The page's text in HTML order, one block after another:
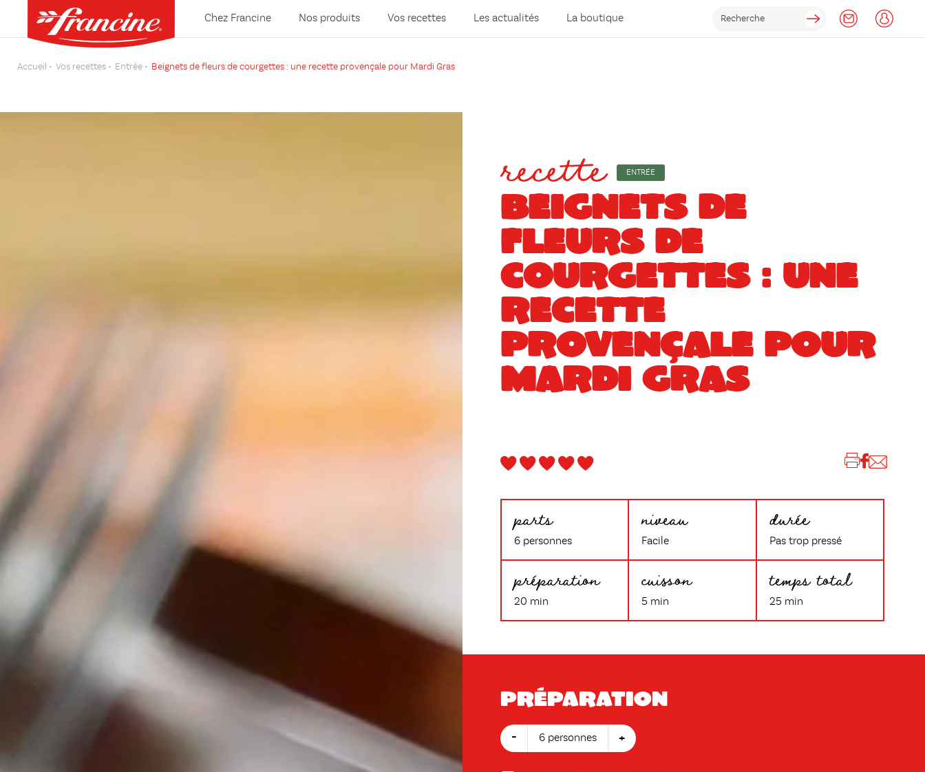
Chez Francine Nos produits Vos recettes Les actualités La boutique
Accueil Vos recettes Entrée Beignets de fleurs de courgettes : une recette provençale pour Mardi Gras
recette ENTRÉE
BEIGNETS DE
FLEURS DE
COURGETTES : UNE
RECETTE
PROVENÇALE POUR
MARDI GRAS
parts
6 personnes
niveau
Facile
durée
Pas trop pressé
préparation
20 min
cuisson
5 min
temps total
25 min
Préparation
- 6 personnes +